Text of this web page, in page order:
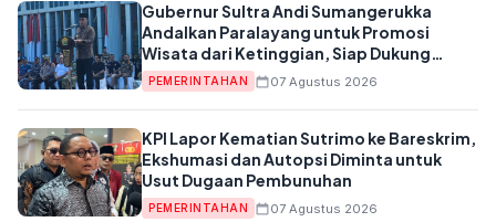
Gubernur Sultra Andi Sumangerukka
Andalkan Paralayang untuk Promosi
Wisata dari Ketinggian, Siap Dukung
Anggaran APBD
PEMERINTAHAN 07 Agustus 2026
KPI Lapor Kematian Sutrimo ke Bareskrim,
Ekshumasi dan Autopsi Diminta untuk
Usut Dugaan Pembunuhan
PEMERINTAHAN 07 Agustus 2026